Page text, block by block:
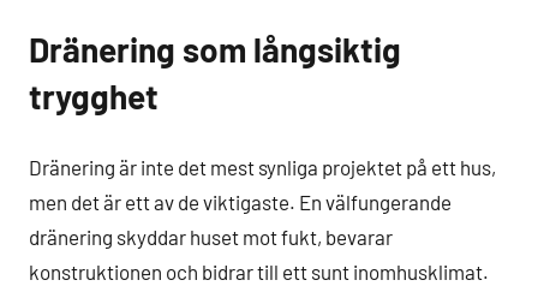
Dränering som långsiktig
trygghet
Dränering är inte det mest synliga projektet på ett hus,
men det är ett av de viktigaste. En välfungerande
dränering skyddar huset mot fukt, bevarar
konstruktionen och bidrar till ett sunt inomhusklimat.